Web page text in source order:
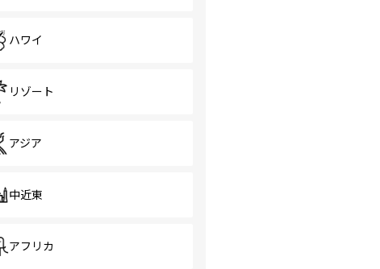
ハワイ
リゾート
アジア
中近東
アフリカ